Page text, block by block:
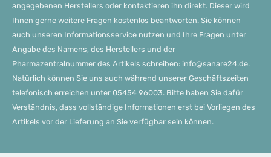
angegebenen Herstellers oder kontaktieren ihn direkt. Dieser wird
Ihnen gerne weitere Fragen kostenlos beantworten. Sie können
auch unseren Informationsservice nutzen und Ihre Fragen unter
Angabe des Namens, des Herstellers und der
Pharmazentralnummer des Artikels schreiben: info@sanare24.de.
Natürlich können Sie uns auch während unserer Geschäftszeiten
telefonisch erreichen unter 05454 96003. Bitte haben Sie dafür
Verständnis, dass vollständige Informationen erst bei Vorliegen des
Artikels vor der Lieferung an Sie verfügbar sein können.